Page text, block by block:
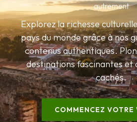
autrement
Explorez la richesse
pays du monde grâce à nos
contenus authentiques.
destinations fascinantes et
cachés.
COMMENCEZ VOTRE